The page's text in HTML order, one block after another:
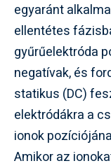
egyaránt
ellentétes
gyűrűelektróda
negatívak, és
statikus (DC)
elektródákra a
ionok
Amikor az